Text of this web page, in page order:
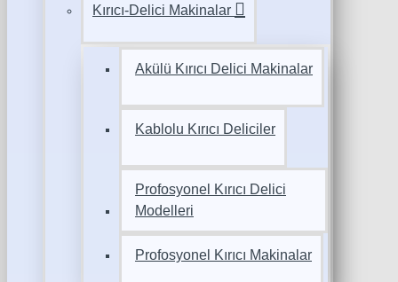
Kırıcı-Delici Makinalar
Akülü Kırıcı Delici Makinalar
Kablolu Kırıcı Deliciler
Profosyonel Kırıcı Delici
Modelleri
Profosyonel Kırıcı Makinalar